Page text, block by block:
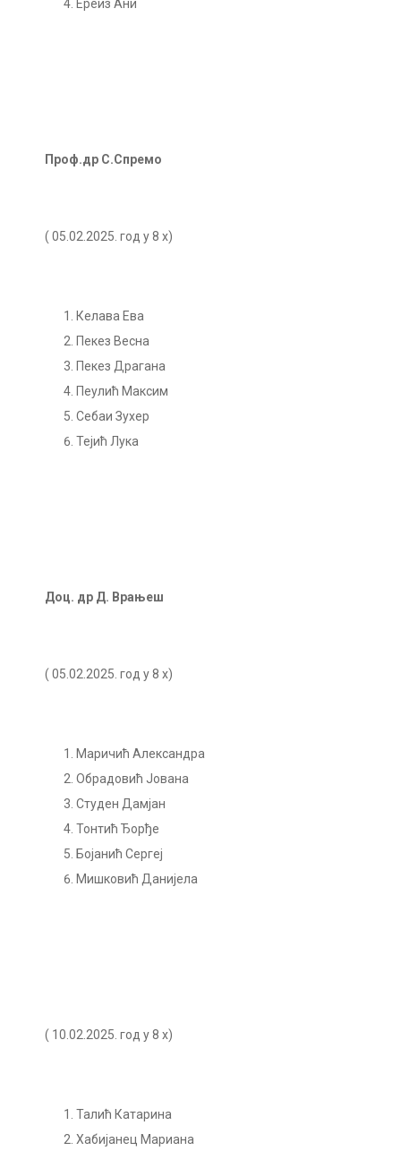
Ереиз Ани
Проф.др С.Спремо
( 05.02.2025. год у 8 х)
Келава Ева
Пекез Весна
Пекез Драгана
Пеулић Максим
Себаи Зухер
Тејић Лука
Доц. др Д. Врањеш
( 05.02.2025. год у 8 х)
Маричић Александра
Обрадовић Јована
Студен Дамјан
Тонтић Ђорђе
Бојанић Сергеј
Мишковић Данијела
( 10.02.2025. год у 8 х)
Талић Катарина
Хабијанец Мариана